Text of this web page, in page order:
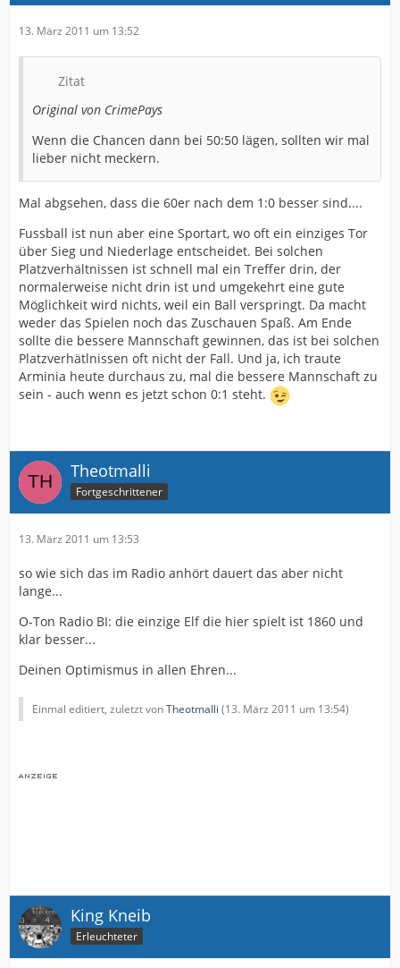
13. März 2011 um 13:52
Zitat
Original von CrimePays
Wenn die Chancen dann bei 50:50 lägen, sollten wir mal
lieber nicht meckern.
Mal abgsehen, dass die 60er nach dem 1:0 besser sind....
Fussball ist nun aber eine Sportart, wo oft ein einziges Tor
über Sieg und Niederlage entscheidet. Bei solchen
Platzverhältnissen ist schnell mal ein Treffer drin, der
normalerweise nicht drin ist und umgekehrt eine gute
Möglichkeit wird nichts, weil ein Ball verspringt. Da macht
weder das Spielen noch das Zuschauen Spaß. Am Ende
sollte die bessere Mannschaft gewinnen, das ist bei solchen
Platzverhätlnissen oft nicht der Fall. Und ja, ich traute
Arminia heute durchaus zu, mal die bessere Mannschaft zu
sein - auch wenn es jetzt schon 0:1 steht.
Theotmalli
Fortgeschrittener
13. März 2011 um 13:53
so wie sich das im Radio anhört dauert das aber nicht
lange...
O-Ton Radio BI: die einzige Elf die hier spielt ist 1860 und
klar besser...
Deinen Optimismus in allen Ehren...
Einmal editiert, zuletzt vonTheotmalli (13. März 2011 um 13:54)
King Kneib
Erleuchteter